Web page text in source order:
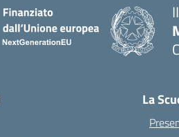
La